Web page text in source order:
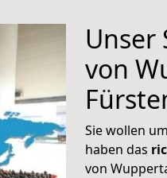
Unser
von
Sie wollen
haben das
von